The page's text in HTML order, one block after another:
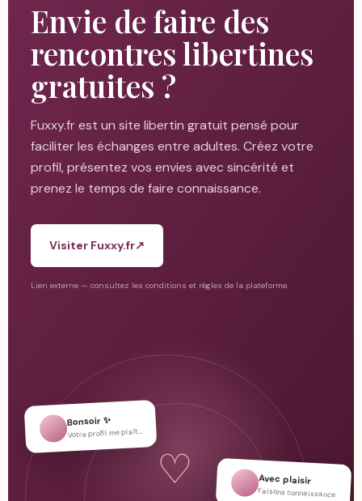
Envie de faire des
rencontres libertines
gratuites ?
Fuxxy.fr est un site libertin gratuit pensé pour
faciliter les échanges entre adultes. Créez votre
profil, présentez vos envies avec sincérité et
prenez le temps de faire connaissance.
Visiter Fuxxy.fr↗
Lien externe — consultez les conditions et règles de la plateforme.
Bonsoir ✨
Votre profil me plaît…
Avec plaisir
Faisons connaissance
♡